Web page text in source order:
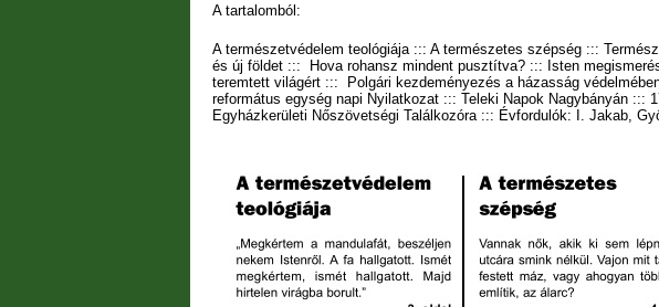
A tartalomból:
A természetvédelem teológiája ::: A természetes szépség :::
és új földet ::: Hova rohansz mindent pusztítva? ::: Isten
teremtett világért ::: Polgári kezdeményezés a házasság
református egység napi Nyilatkozat ::: Teleki Napok Nagybányán :::
Egyházkerületi Nőszövetségi Találkozóra ::: Évfordulók: I. Jakab,